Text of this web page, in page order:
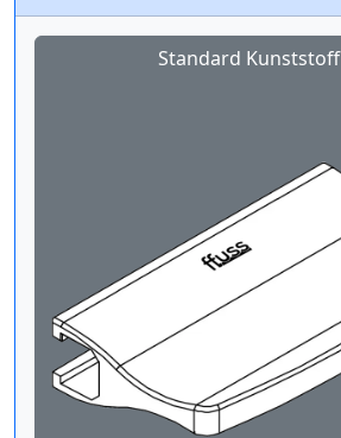
Standard Kunststoff